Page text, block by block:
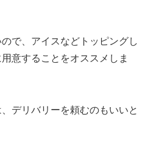
で、アイスなどトッピングし
意することをオススメしま
デリバリーを頼むのもいいと